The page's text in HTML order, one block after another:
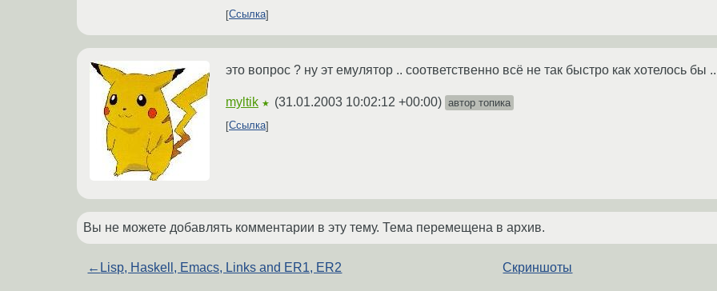
Ссылка
это вопрос ? ну эт емулятор .. соответственно всё не так быстро как хотелось бы
myltik ★ (31.01.2003 10:02:12 +00:00) автор топика
Ссылка
Вы не можете добавлять комментарии в эту тему. Тема перемещена в архив.
← Lisp, Haskell, Emacs, Links and ER1, ER2 Скриншоты